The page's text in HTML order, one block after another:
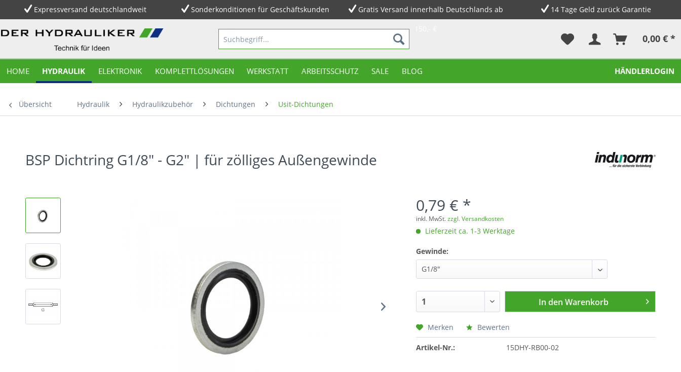
Expressversand deutschlandweit Sonderkonditionen für Geschäftskunden
Gratis Versand innerhalb Deutschlands ab
14 Tage Geld zurück Garantie
0,00 € *
HOME HYDRAULIK ELEKTRONIK KOMPLETTLÖSUNGEN WERKSTATT ARBEITSSCHUTZ SALE BLOG HÄNDLERLOGIN
Übersicht Hydraulik Hydraulikzubehör Dichtungen Usit-Dichtungen
BSP Dichtring G1/8" - G2" | für zölliges Außengewinde
0,79 € *
inkl. MwSt.zzgl. Versandkosten
Lieferzeit ca. 1-3 Werktage
Gewinde:
In den Warenkorb
Merken Bewerten
Artikel-Nr.: 15DHY-RB00-02